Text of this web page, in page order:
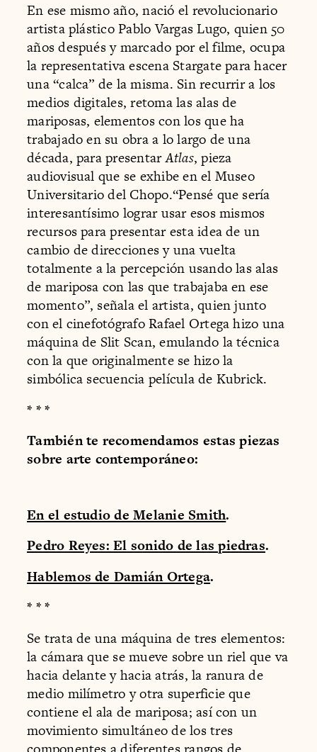
En ese mismo año, nació el revolucionario
artista plástico Pablo Vargas Lugo, quien 50
años después y marcado por el filme, ocupa
la representativa escena Stargate para hacer
una “calca” de la misma. Sin recurrir a los
medios digitales, retoma las alas de
mariposas, elementos con los que ha
trabajado en su obra a lo largo de una
década, para presentarAtlas, pieza
audiovisual que se exhibe en el Museo
Universitario del Chopo.“Pensé que sería
interesantísimo lograr usar esos mismos
recursos para presentar esta idea de un
cambio de direcciones y una vuelta
totalmente a la percepción usando las alas
de mariposa con las que trabajaba en ese
momento”, señala el artista, quien junto
con el cinefotógrafo Rafael Ortega hizo una
máquina de Slit Scan, emulando la técnica
con la que originalmente se hizo la
simbólica secuencia película de Kubrick.
* * *
También te recomendamos estas piezas
sobre arte contemporáneo:
En el estudio de Melanie Smith.
Pedro Reyes: El sonido de las piedras.
Hablemos de Damián Ortega.
* * *
Se trata de una máquina de tres elementos:
la cámara que se mueve sobre un riel que va
hacia delante y hacia atrás, la ranura de
medio milímetro y otra superficie que
contiene el ala de mariposa; así con un
movimiento simultáneo de los tres